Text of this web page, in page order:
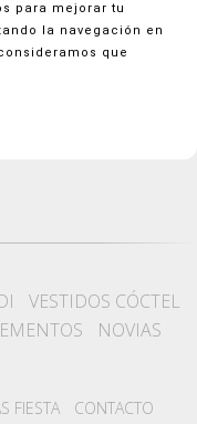
presupuesto gastos
gastos de envío en
VESTIDOS CÓCTEL
NOVIAS
FIESTA CONTACTO
para mejorar tu
la navegación en
que